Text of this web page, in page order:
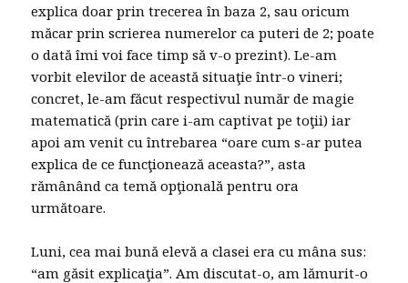
explica doar prin trecerea în baza 2, sau oricum
măcar prin scrierea numerelor ca puteri de 2; poate
o dată îmi voi face timp să v-o prezint). Le-am
vorbit elevilor de această situaţie într-o vineri;
concret, le-am făcut respectivul număr de magie
matematică (prin care i-am captivat pe toţii) iar
apoi am venit cu întrebarea “oare cum s-ar putea
explica de ce funcţionează aceasta?”, asta
rămânând ca temă opţională pentru ora
următoare.
Luni, cea mai bună elevă a clasei era cu mâna sus:
“am găsit explicaţia”. Am discutat-o, am lămurit-o